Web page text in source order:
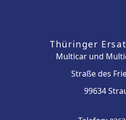
Thüringer
Multicar und
Straße des
99634